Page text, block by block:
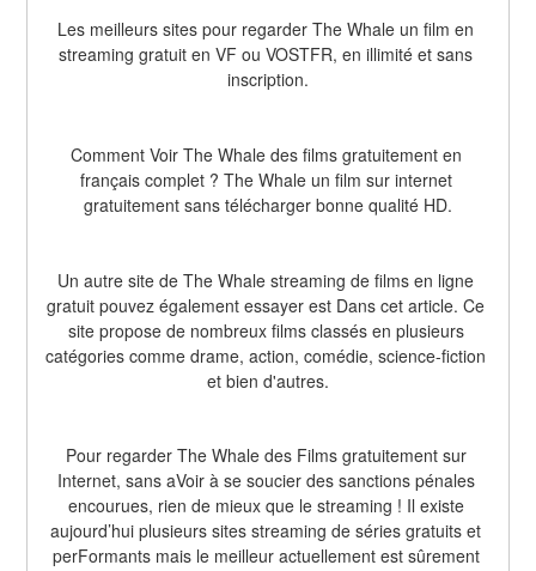
Les meilleurs sites pour regarder The Whale un film en
streaming gratuit en VF ou VOSTFR, en illimité et sans
inscription.
Comment Voir The Whale des films gratuitement en
français complet ? The Whale un film sur internet
gratuitement sans télécharger bonne qualité HD.
Un autre site de The Whale streaming de films en ligne
gratuit pouvez également essayer est Dans cet article. Ce
site propose de nombreux films classés en plusieurs
catégories comme drame, action, comédie, science-fiction
et bien d'autres.
Pour regarder The Whale des Films gratuitement sur
Internet, sans aVoir à se soucier des sanctions pénales
encourues, rien de mieux que le streaming ! Il existe
aujourd’hui plusieurs sites streaming de séries gratuits et
perFormants mais le meilleur actuellement est sûrement